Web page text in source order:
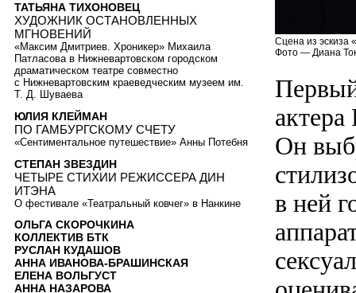
Сцена из эскиза
Фото — Диана
актера
Он
в ней
ТАТЬЯНА ТИХОНОВЕЦ
ХУДОЖНИК ОСТАНОВЛЕННЫХ
МГНОВЕНИЙ
«Максим Дмитриев. Хроникер» Михаила
Патласова в Нижневартовском городском
драматическом театре совместно
с Нижневартовским краеведческим музеем им.
Т. Д. Шуваева
ЮЛИЯ КЛЕЙМАН
ПО ГАМБУРГСКОМУ СЧЕТУ
«Сентиментальное путешествие» Анны Потебня
СТЕПАН ЗВЕЗДИН
ЧЕТЫРЕ СТИХИИ РЕЖИССЕРА ДИН
ИТЭНА
О фестивале «Театральный ковчег» в Нанкине
ОЛЬГА СКОРОЧКИНА
КОЛЛЕКТИВ БТК
РУСЛАН КУДАШОВ
АННА ИВАНОВА-БРАШИНСКАЯ
ЕЛЕНА ВОЛЬГУСТ
АННА НАЗАРОВА